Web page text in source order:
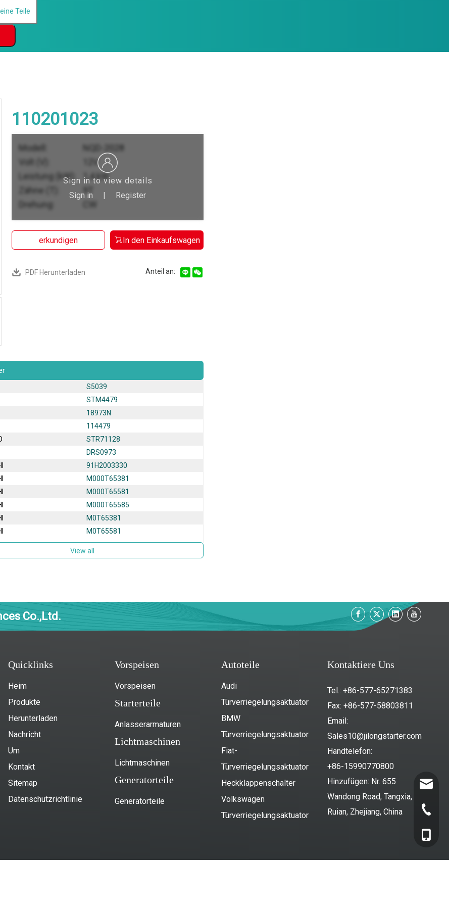
110201023
Modell:
12V
Leistung (kW):
1,4 kW
Zähne (T):
9T
Drehung:
Sign in to view details
Sign in
| Register
erkundigen In den Einkaufswagen
PDF Herunterladen Anteil an:
S5039
STM4479
18973N
114479
STR71128
DRS0973
91H2003330
M000T65381
M000T65581
M000T65585
M0T65381
M0T65581
View all
Co.,Ltd.
+86-
Quicklinks
Heim
Produkte
Herunterladen
Nachricht
Um
Kontakt
Sitemap
Datenschutzrichtlinie
Vorspeisen
Vorspeisen
Starterteile
Anlasserarmaturen
Lichtmaschinen
Lichtmaschinen
Generatorteile
Generatorteile
Autoteile
Audi
Türverriegelungsaktuator
BMW
Türverriegelungsaktuator
Fiat-
Türverriegelungsaktuator
Heckklappenschalter
Volkswagen
Türverriegelungsaktuator
Kontaktiere Uns
Tel.: +86-577-65271383
Fax: +86-577-58803811
Email:
Sales10@jilongstarter.com
Handtelefon:
+86-15990770800
Hinzufügen: Nr. 655
Wandong Road, Tangxia,
Ruian, Zhejiang, China